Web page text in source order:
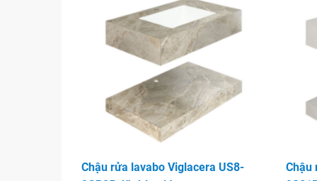
Bản vẽ Chậu lavabo Viglacera
Chậu rửa lavabo Viglacera US8-
Chậu